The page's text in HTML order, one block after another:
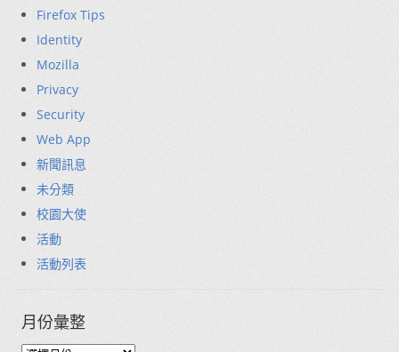
Firefox Tips
Identity
Mozilla
Privacy
Security
Web App
新聞訊息
未分類
校園大使
活動
活動列表
月份彙整